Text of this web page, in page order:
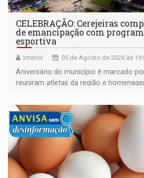
CELEBRAÇÃO: Cerejeiras
de emancipação com
esportiva
Interior 05 de Agosto de 2026 às
Aniversário do município é marcado
reuniram atletas da região e